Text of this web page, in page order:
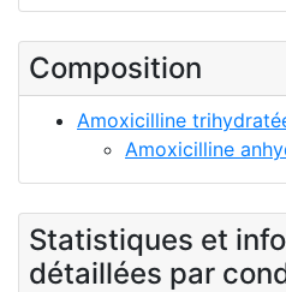
Composition
Amoxicilline
Amoxicilline
Statistiques et
détaillées par